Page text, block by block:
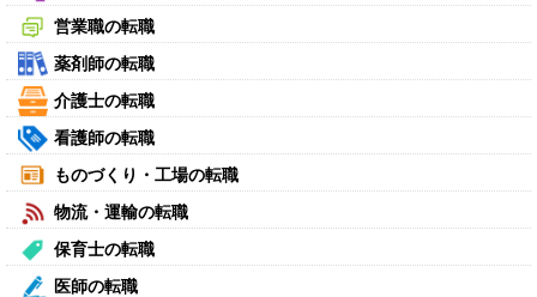
営業職の転職
薬剤師の転職
介護士の転職
看護師の転職
ものづくり・工場の転職
物流・運輸の転職
保育士の転職
医師の転職